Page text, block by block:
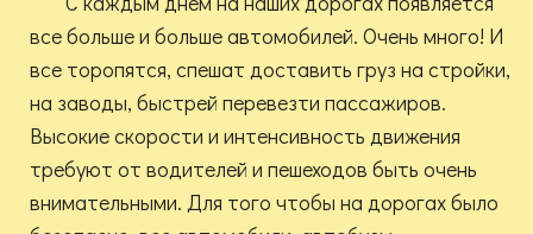
все больше и больше автомобилей. Очень много! И
все торопятся, спешат доставить груз на стройки,
на заводы, быстрей перевезти пассажиров.
Высокие скорости и интенсивность движения
требуют от водителей и пешеходов быть очень
внимательными. Для того чтобы на дорогах было